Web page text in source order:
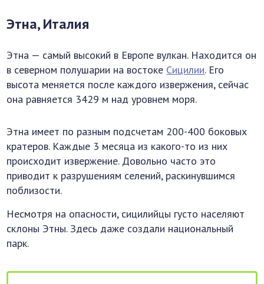
Этна, Италия
Этна — самый высокий в Европе вулкан. Находится он
в северном полушарии на востоке Сицилии. Его
высота меняется после каждого извержения, сейчас
она равняется 3429 м над уровнем моря.
Этна имеет по разным подсчетам 200-400 боковых
кратеров. Каждые 3 месяца из какого-то из них
происходит извержение. Довольно часто это
приводит к разрушениям селений, раскинувшимся
поблизости.
Несмотря на опасности, сицилийцы густо населяют
склоны Этны. Здесь даже создали национальный
парк.